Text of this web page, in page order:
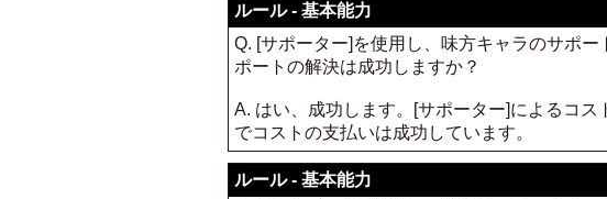
ルール - 基本能力
Q. [サポーター]を使用し、味方キャラのサポ
ポートの解決は成功しますか？
A. はい、成功します。[サポーター]によるコ
でコストの支払いは成功しています。
ルール - 基本能力